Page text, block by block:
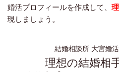
婚活プロフィールを作成して、
現しましょう。
結婚相談所 大宮婚
理想の結婚相